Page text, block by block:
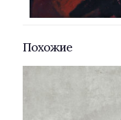
Похожие